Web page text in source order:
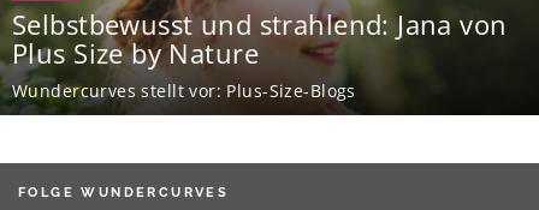
Selbstbewusst und strahlend: Jana von
Plus Size by Nature
Wundercurves stellt vor: Plus-Size-Blogs
FOLGE WUNDERCURVES